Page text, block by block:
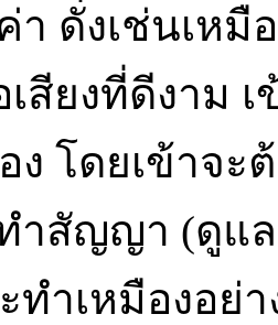
ดั่งเช่นเหมื
สียงที่ดีงาม
ง โดยเข้าจ
ำสัญญา (ดูแ
ำเหมืองอย่